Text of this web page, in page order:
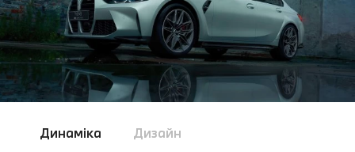
Динаміка Дизайн